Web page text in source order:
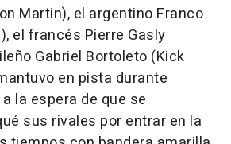
Martin), el argentino Franco
el francés Pierre Gasly
Gabriel Bortoleto (Kick
en pista durante
la espera de que se
sus rivales por entrar en la